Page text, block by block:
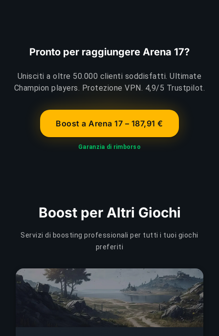
Pronto per raggiungere Arena 17?
Unisciti a oltre 50.000 clienti soddisfatti. Ultimate
Champion players. Protezione VPN. 4,9/5 Trustpilot.
Boost a Arena 17 – 187,91 €
Garanzia di rimborso
Boost per Altri Giochi
Servizi di boosting professionali per tutti i tuoi giochi
preferiti